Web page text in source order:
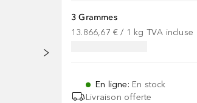
3 Grammes
13.866,67 € / 1 kg TVA incluse
En ligne: En stock
Livraison offerte